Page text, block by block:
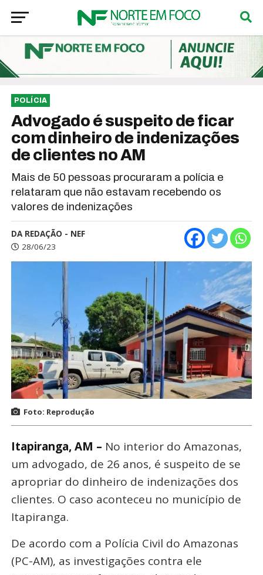
POLÍCIA
Advogado é suspeito de ficar
com dinheiro de indenizações
de clientes no AM
Mais de 50 pessoas procuraram a polícia e
relataram que não estavam recebendo os
valores de indenizações
DA REDAÇÃO - NEF
28/06/23
Foto: Reprodução
Itapiranga, AM – No interior do Amazonas,
um advogado, de 26 anos, é suspeito de se
apropriar do dinheiro de indenizações dos
clientes. O caso aconteceu no município de
Itapiranga.
De acordo com a Polícia Civil do Amazonas
(PC-AM), as investigações contra ele